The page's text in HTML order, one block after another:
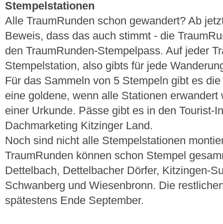
Stempelstationen
Alle TraumRunden schon gewandert? Ab
Beweis, dass das auch stimmt - die
den TraumRunden-Stempelpass. Auf jeder
Stempelstation, also gibts für jede
Für das Sammeln von 5 Stempeln gibt es
eine goldene, wenn alle Stationen
einer Urkunde. Pässe gibt es in den Tourist-
Dachmarketing Kitzinger Land.
Noch sind nicht alle Stempelstationen
TraumRunden können schon Stempel
Dettelbach, Dettelbacher Dörfer, Kitzingen-
Schwanberg und Wiesenbronn. Die
spätestens Ende September.